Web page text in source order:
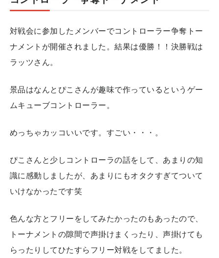
対戦会に参加したメンバーでコントローラー争奪トー
ナメントが開催されました。結果は優勝！！決勝戦は
ラッツさん。
景品はなんとぴこさんが趣味で作っているというゲー
ムキューブコントローラー。
めっちゃカッコいいです。すごい・・・。
ぴこさんと少しコントローラの話をして、あまりの知
識に感動しましたが、あまりにもオタクすぎてついて
いけなかったです笑
色んな方とフリーをしてみたかったのもあったので、
トーナメントの隙間で声掛けまくったり、声掛けても
らったりしてひたすらフリー対戦をしてました。